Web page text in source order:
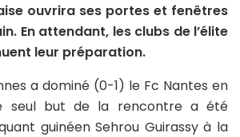
ouvrira ses portes et fenêtres
En attendant, les clubs de l’élite
leur préparation.
a dominé (0-1) le Fc Nantes en
seul but de la rencontre a été
guinéen Sehrou Guirassy à la